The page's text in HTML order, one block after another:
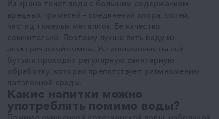
Из крана течет вода с большим содержанием
вредных примесей – соединений хлора, солей,
частиц тяжелых металлов. Ее качество
сомнительно. Поэтому лучше пить воду из
электрической помпы . Установленные на ней
бутыли проходят регулярную санитарную
обработку, которая препятствует размножению
патогенной среды.
Какие напитки можно
употреблять помимо воды?
Помимо очищенной артезианской воды, набранной